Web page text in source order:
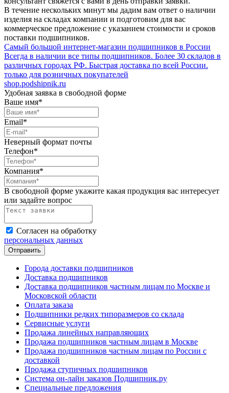
В течение нескольких минут мы дадим вам ответ о наличии
изделия на складах компании и подготовим для вас
коммерческое предложение с указанием стоимости и сроков
поставки подшипников.
Самый большой интернет-магазин подшипников в России
Всегда в наличии все типы подшипников. Более 30 складов в
различных городах РФ. Быстрая доставка по всей России.
только для розничных покупателей
shop.podshipnik.ru
Удобная заявка в свободной форме
Ваше имя*
Email*
Неверный формат почты
Телефон*
Компания*
В свободной форме укажите какая продукция вас интересует
или задайте вопрос
Согласен на обработку
персональных данных
Города доставки подшипников
Доставка подшипников
Доставка подшипников частным лицам по Москве и
Московской области
Оплата заказа
Подшипники редких типоразмеров со склада
Сервисные услуги
Продажа линейных направляющих
Продажа подшипников частным лицам в Москве
Продажа подшипников частным лицам по России с
доставкой
Продажа ступичных подшипников
Система он-лайн заказов Подшипник.ру
Специальные предложения